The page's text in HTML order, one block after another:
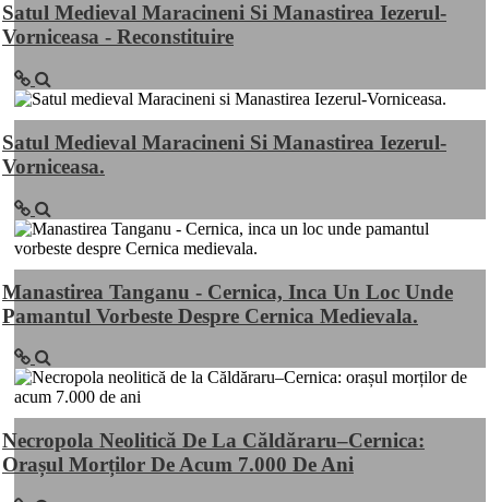
Satul Medieval Maracineni Si Manastirea Iezerul-
Vorniceasa - Reconstituire
Satul Medieval Maracineni Si Manastirea Iezerul-
Vorniceasa.
Manastirea Tanganu - Cernica, Inca Un Loc Unde
Pamantul Vorbeste Despre Cernica Medievala.
Necropola Neolitică De La Căldăraru–Cernica:
Orașul Morților De Acum 7.000 De Ani